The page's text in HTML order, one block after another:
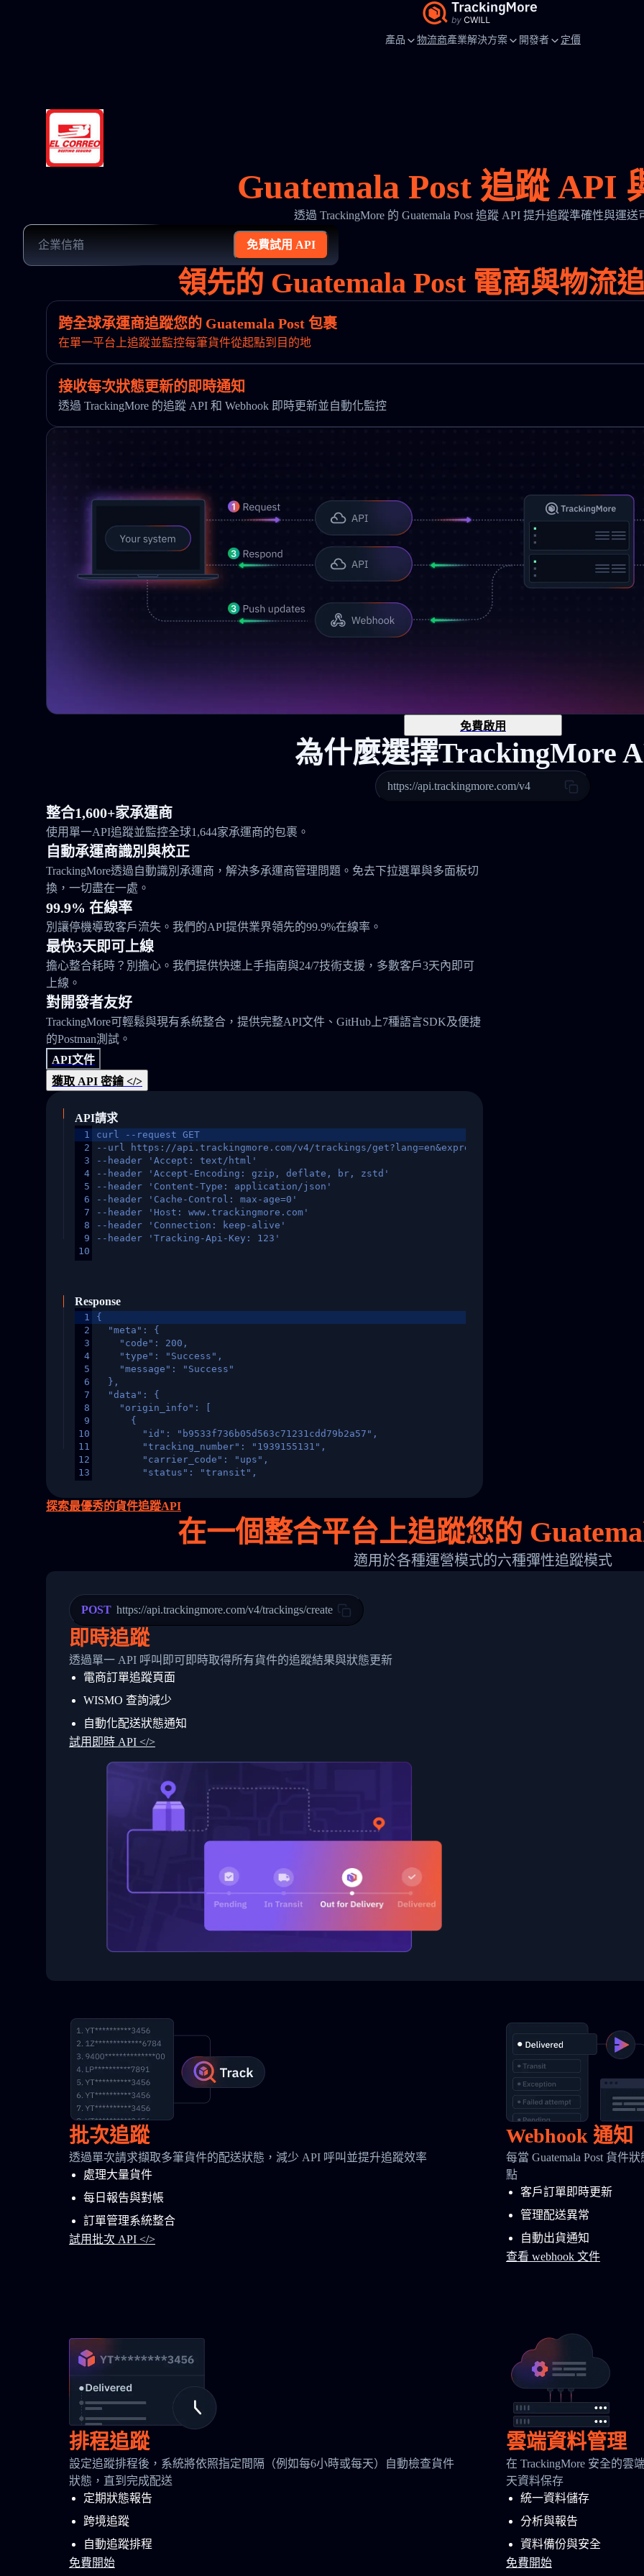
產品 物流商產業解決方案 開發者 定價
Guatemala Post 追蹤 API
透過 TrackingMore 的 Guatemala Post 追蹤 API 提升追蹤準確性與運送
免費試用 API
領先的 Guatemala Post 電商與物流
跨全球承運商追蹤您的 Guatemala Post 包裹
在單一平台上追蹤並監控每筆貨件從起點到目的地
接收每次狀態更新的即時通知
透過 TrackingMore 的追蹤 API 和 Webhook 即時更新並自動化監控
免費啟用
為什麼選擇TrackingMore
https://api.trackingmore.com/v4
整合1,600+家承運商
使用單一API追蹤並監控全球1,644家承運商的包裹。
自動承運商識別與校正
TrackingMore透過自動識別承運商，解決多承運商管理問題。免去下拉選單與多面板切
換，一切盡在一處。
99.9% 在線率
別讓停機導致客戶流失。我們的API提供業界領先的99.9%在線率。
最快3天即可上線
擔心整合耗時？別擔心。我們提供快速上手指南與24/7技術支援，多數客戶3天內即可
上線。
對開發者友好
TrackingMore可輕鬆與現有系統整合，提供完整API文件、GitHub上7種語言SDK及便捷
的Postman測試。
API文件
獲取 API 密鑰 </>
API請求
1
2
3
4
5
6
7
8
9
10
curl --request GET
--url https://api.trackingmore.com/v4/trackings/get?lang=en&express=ups&tracknumber=1939155131
--header 'Accept: text/html'
--header 'Accept-Encoding: gzip, deflate, br, zstd'
--header 'Content-Type: application/json'
--header 'Cache-Control: max-age=0'
--header 'Host: www.trackingmore.com'
--header 'Connection: keep-alive'
--header 'Tracking-Api-Key: 123'
Response
1
2
3
4
5
6
7
8
9
10
11
12
13
15
16
24
25
26
27
28
29
31
32
33
34
{
  "meta": {
    "code": 200,
    "type": "Success",
    "message": "Success"
  },
  "data": {
    "origin_info": [
      {
        "id": "b9533f736b05d563c71231cdd79b2a57",
        "tracking_number": "1939155131",
        "carrier_code": "ups",
        "status": "transit",
        "destination_country": "United States",
        "itemTimeLength": 2,
        "weblink": "",
        "phone": null,
"Details": "Departed Facility in HONG KONG-HONG KONG, HONG KONG-HONG KONG,2017-03-
          },
          {
            "Date": "2017-03-06 15:28:00",
            "StatusDescription": "Shipment picked up",
            "Details": "BEIJING-CHINA,PEOPLES REPUBLIC"
          }
        ]
      }
    ]
  }
}
探索最優秀的貨件追蹤API
在一個整合平台上追蹤您的
適用於各種運營模式的六種彈性追蹤模式
POST https://api.trackingmore.com/v4/trackings/create
即時追蹤
透過單一 API 呼叫即可即時取得所有貨件的追蹤結果與狀態更新
電商訂單追蹤頁面
WISMO 查詢減少
自動化配送狀態通知
試用即時 API </>
批次追蹤
透過單次請求擷取多筆貨件的配送狀態，減少 API 呼叫並提升追蹤效率
處理大量貨件
每日報告與對帳
訂單管理系統整合
試用批次 API </>
Webhook 通知
每當 Guatemala Post 貨件
點
客戶訂單即時更新
管理配送異常
自動出貨通知
查看 webhook 文件
排程追蹤
設定追蹤排程後，系統將依照指定間隔（例如每6小時或每天）自動檢查貨件
狀態，直到完成配送
定期狀態報告
跨境追蹤
自動追蹤排程
免費開始
雲端資料管理
在 TrackingMore 安全的雲
天資料保存
統一資料儲存
分析與報告
資料備份與安全
免費開始